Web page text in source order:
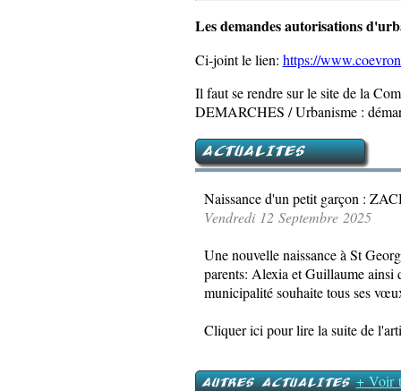
Les demandes autorisations
Ci-joint le lien: https://
Il faut se rendre sur le site de la
DEMARCHES / Urbanisme :
ACTUALITES
Naissance d'un petit garçon :
Vendredi 12 Septembre 2025
Une nouvelle naissance à St
parents: Alexia et Guillaume ainsi
municipalité souhaite tous ses
Cliquer ici pour lire la suite de
AUTRES ACTUALITES+ Voir